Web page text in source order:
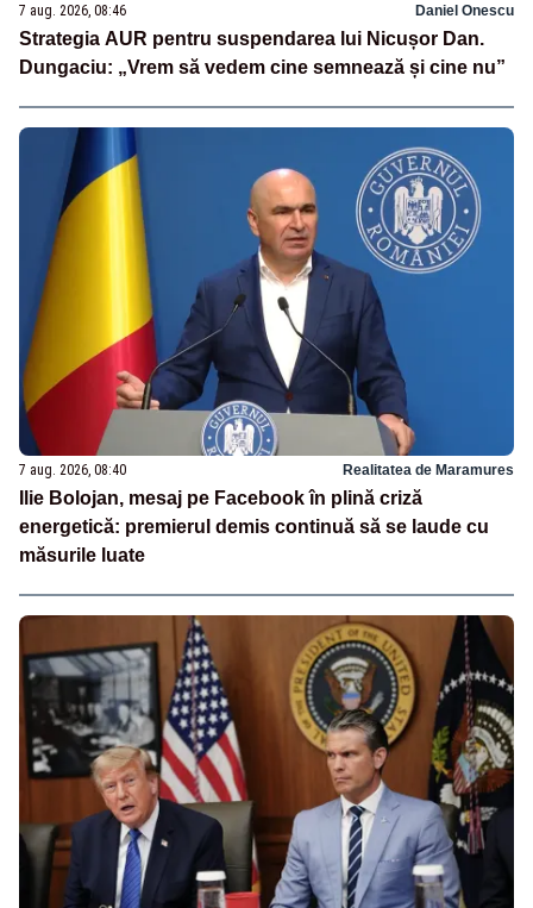
7 aug. 2026, 08:46 Daniel Onescu
Strategia AUR pentru suspendarea lui Nicușor Dan.
Dungaciu: „Vrem să vedem cine semnează și cine nu”
7 aug. 2026, 08:40 Realitatea de Maramures
Ilie Bolojan, mesaj pe Facebook în plină criză
energetică: premierul demis continuă să se laude cu
măsurile luate